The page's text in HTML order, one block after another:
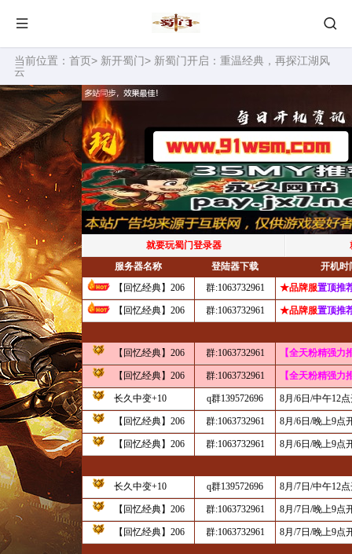
当前位置： 首页> 新开蜀门> 新蜀门开启：重温经典，再探江湖风
云